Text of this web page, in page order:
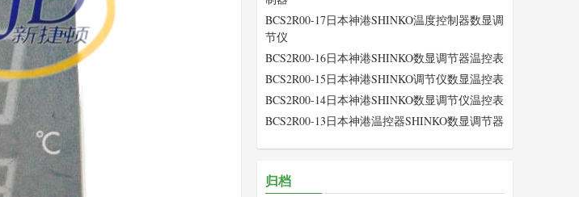
BCS2R00-17日本神港SHINKO温度控制器数显调
节仪
BCS2R00-16日本神港SHINKO数显调节器温控表
BCS2R00-15日本神港SHINKO调节仪数显温控表
BCS2R00-14日本神港SHINKO数显调节仪温控表
BCS2R00-13日本神港温控器SHINKO数显调节器
归档